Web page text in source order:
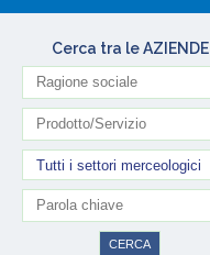
Cerca tra le AZIENDE